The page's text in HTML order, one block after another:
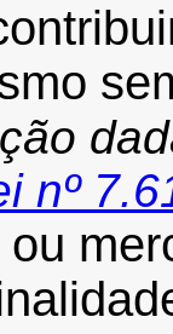
nº